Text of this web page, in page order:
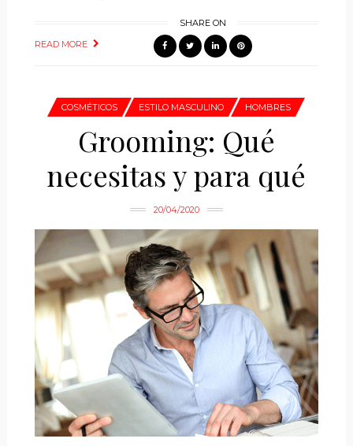
READ MORE
SHARE ON
COSMÉTICOS ESTILO MASCULINO HOMBRES
Grooming: Qué
necesitas y para qué
20/04/2020